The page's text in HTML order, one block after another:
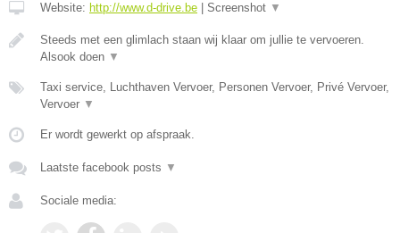
Website: http://www.d-drive.be Screenshot ▼
Steeds met een glimlach staan wij klaar om jullie te vervoeren.
Alsook doen ▼
Taxi service, Luchthaven Vervoer, Personen Vervoer, Privé Vervoer,
Vervoer ▼
Er wordt gewerkt op afspraak.
Laatste facebook posts ▼
Sociale media: